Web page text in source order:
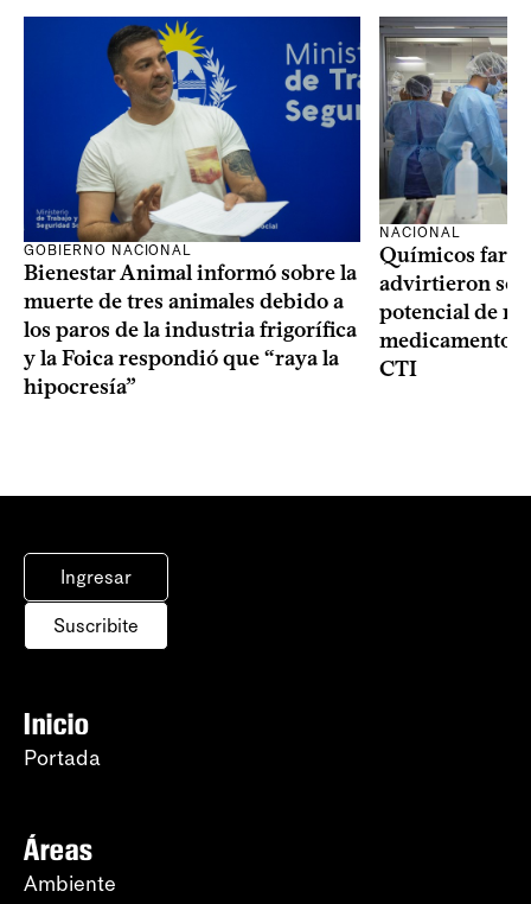
GOBIERNO NACIONAL
Bienestar Animal informó sobre la
muerte de tres animales debido a
los paros de la industria frigorífica
y la Foica respondió que “raya la
hipocresía”
NACIONAL
Químicos
advirtieron
potencial de
medicamentos
CTI
Ingresar
Suscribite
Inicio
Portada
Áreas
Ambiente